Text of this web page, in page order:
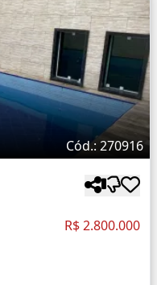
Cód.: 270916
R$ 2.800.000